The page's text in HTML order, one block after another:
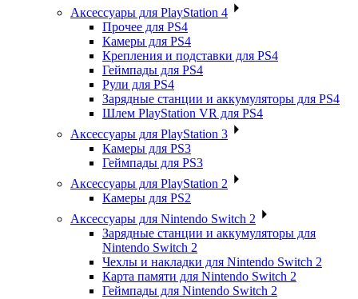
Аксессуары для PlayStation 4
Прочее для PS4
Камеры для PS4
Крепления и подставки для PS4
Геймпады для PS4
Рули для PS4
Зарядные станции и аккумуляторы для PS4
Шлем PlayStation VR для PS4
Аксессуары для PlayStation 3
Камеры для PS3
Геймпады для PS3
Аксессуары для PlayStation 2
Камеры для PS2
Аксессуары для Nintendo Switch 2
Зарядные станции и аккумуляторы для
Nintendo Switch 2
Чехлы и накладки для Nintendo Switch 2
Карта памяти для Nintendo Switch 2
Геймпады для Nintendo Switch 2